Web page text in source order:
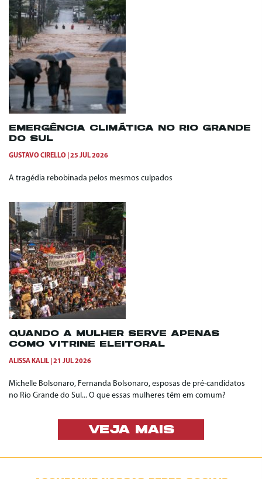
EMERGÊNCIA CLIMÁTICA NO RIO GRANDE
DO SUL
GUSTAVO CIRELLO 25 JUL 2026
A tragédia rebobinada pelos mesmos culpados
QUANDO A MULHER SERVE APENAS
COMO VITRINE ELEITORAL
ALISSA KALIL 21 JUL 2026
Michelle Bolsonaro, Fernanda Bolsonaro, esposas de pré-candidatos
no Rio Grande do Sul... O que essas mulheres têm em comum?
VEJA MAIS